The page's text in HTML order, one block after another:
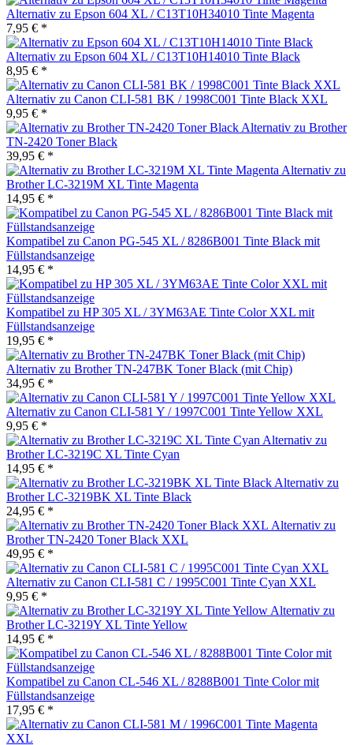
Alternativ zu Epson 604 XL / C13T10H34010 Tinte Magenta
7,95 € *
Alternativ zu Epson 604 XL / C13T10H14010 Tinte Black
8,95 € *
Alternativ zu Canon CLI-581 BK / 1998C001 Tinte Black XXL
9,95 € *
Alternativ zu Brother
TN-2420 Toner Black
39,95 € *
Alternativ zu
Brother LC-3219M XL Tinte Magenta
14,95 € *
Kompatibel zu Canon PG-545 XL / 8286B001 Tinte Black mit
Füllstandsanzeige
14,95 € *
Kompatibel zu HP 305 XL / 3YM63AE Tinte Color XXL mit
Füllstandsanzeige
19,95 € *
Alternativ zu Brother TN-247BK Toner Black (mit Chip)
34,95 € *
Alternativ zu Canon CLI-581 Y / 1997C001 Tinte Yellow XXL
9,95 € *
Alternativ zu
Brother LC-3219C XL Tinte Cyan
14,95 € *
Alternativ zu
Brother LC-3219BK XL Tinte Black
24,95 € *
Alternativ zu
Brother TN-2420 Toner Black XXL
49,95 € *
Alternativ zu Canon CLI-581 C / 1995C001 Tinte Cyan XXL
9,95 € *
Alternativ zu
Brother LC-3219Y XL Tinte Yellow
14,95 € *
Kompatibel zu Canon CL-546 XL / 8288B001 Tinte Color mit
Füllstandsanzeige
17,95 € *